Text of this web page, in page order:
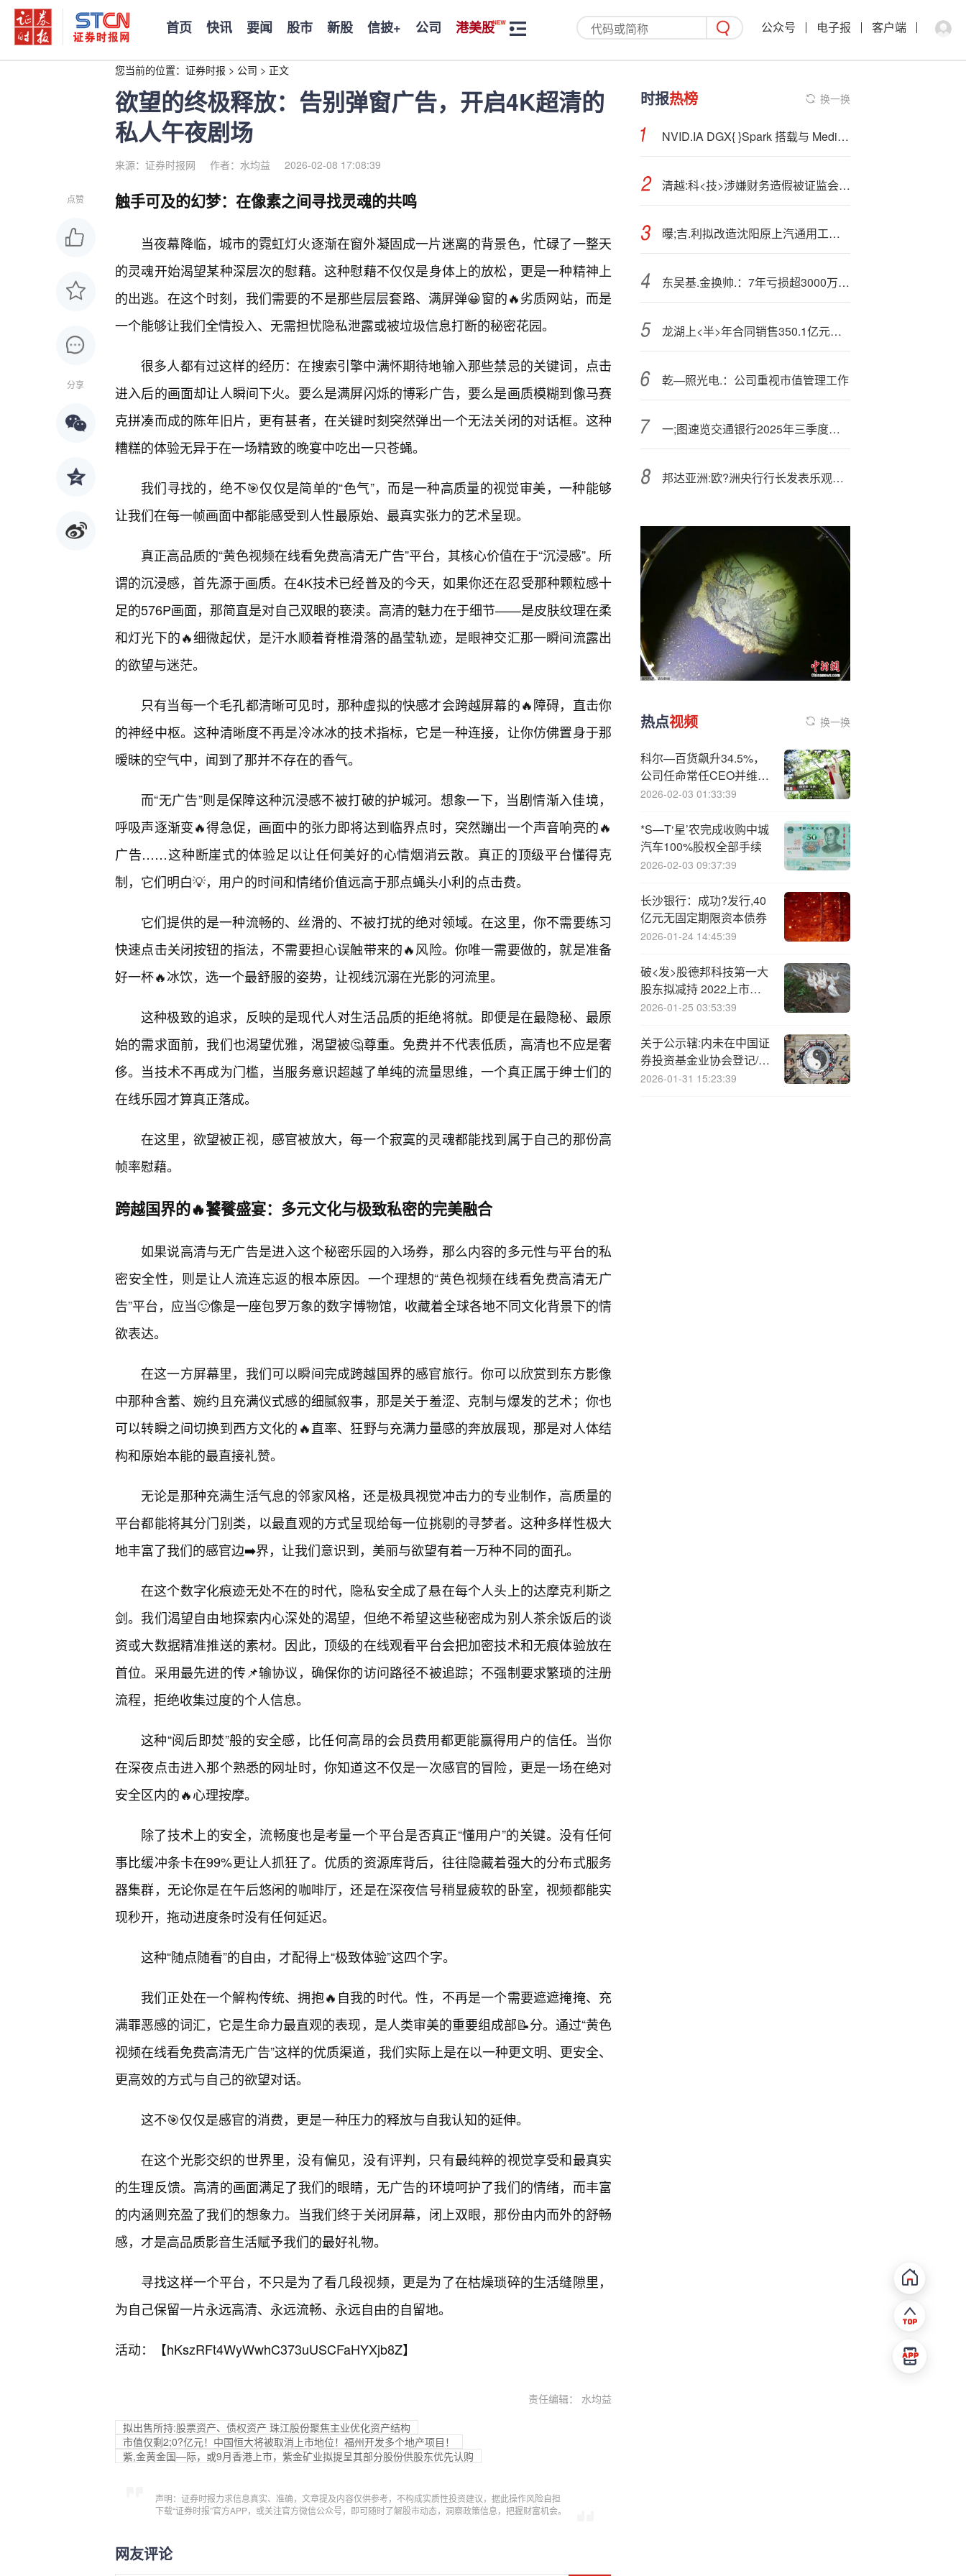
首页 快讯 要闻 股市 新股 信披+ 公司 港美股 公众号 电子报 客户端
您当前的位置： 证券时报 > 公司 > 正文
欲望的终极释放：告别弹窗广告，开启4K超清的
私人午夜剧场
来源：证券时报网 作者：水均益 2026-02-08 17:08:39
点赞
分享
触手可及的幻梦：在像素之间寻找灵魂的共鸣
当夜幕降临，城市的霓虹灯火逐渐在窗外凝固成一片迷离的背景色，忙碌了一整天
的灵魂开始渴望某种深层次的慰藉。这种慰藉不仅仅是身体上的放松，更是一种精神上
的出逃。在这个时刻，我们需要的不是那些层层套路、满屏弹😀窗的🔥劣质网站，而是
一个能够让我们全情投入、无需担忧隐私泄露或被垃圾信息打断的秘密花园。
很多人都有过这样的经历：在搜索引擎中满怀期待地输入那些禁忌的关键词，点击
进入后的画面却让人瞬间下火。要么是满屏闪烁的博彩广告，要么是画质模糊到像马赛
克拼凑而成的陈年旧片，更有甚者，在关键时刻突然弹出一个无法关闭的对话框。这种
糟糕的体验无异于在一场精致的晚宴中吃出一只苍蝇。
我们寻找的，绝不🎯仅仅是简单的“色气”，而是一种高质量的视觉审美，一种能够
让我们在每一帧画面中都能感受到人性最原始、最真实张力的艺术呈现。
真正高品质的“黄色视频在线看免费高清无广告”平台，其核心价值在于“沉浸感”。所
谓的沉浸感，首先源于画质。在4K技术已经普及的今天，如果你还在忍受那种颗粒感十
足的576P画面，那简直是对自己双眼的亵渎。高清的魅力在于细节——是皮肤纹理在柔
和灯光下的🔥细微起伏，是汗水顺着脊椎滑落的晶莹轨迹，是眼神交汇那一瞬间流露出
的欲望与迷茫。
只有当每一个毛孔都清晰可见时，那种虚拟的快感才会跨越屏幕的🔥障碍，直击你
的神经中枢。这种清晰度不再是冷冰冰的技术指标，它是一种连接，让你仿佛置身于那
暧昧的空气中，闻到了那并不存在的香气。
而“无广告”则是保障这种沉浸感不被打破的护城河。想象一下，当剧情渐入佳境，
呼吸声逐渐变🔥得急促，画面中的张力即将达到临界点时，突然蹦出一个声音响亮的🔥
广告……这种断崖式的体验足以让任何美好的心情烟消云散。真正的顶级平台懂得克
制，它们明白💡，用户的时间和情绪价值远高于那点蝇头小利的点击费。
它们提供的是一种流畅的、丝滑的、不被打扰的绝对领域。在这里，你不需要练习
快速点击关闭按钮的指法，不需要担心误触带来的🔥风险。你唯一需要做的，就是准备
好一杯🔥冰饮，选一个最舒服的姿势，让视线沉溺在光影的河流里。
这种极致的追求，反映的是现代人对生活品质的拒绝将就。即便是在最隐秘、最原
始的需求面前，我们也渴望优雅，渴望被🤔尊重。免费并不代表低质，高清也不应是奢
侈。当技术不再成为门槛，当服务意识超越了单纯的流量思维，一个真正属于绅士们的
在线乐园才算真正落成。
在这里，欲望被正视，感官被放大，每一个寂寞的灵魂都能找到属于自己的那份高
帧率慰藉。
跨越国界的🔥饕餮盛宴：多元文化与极致私密的完美融合
如果说高清与无广告是进入这个秘密乐园的入场券，那么内容的多元性与平台的私
密安全性，则是让人流连忘返的根本原因。一个理想的“黄色视频在线看免费高清无广
告”平台，应当🙂像是一座包罗万象的数字博物馆，收藏着全球各地不同文化背景下的情
欲表达。
在这一方屏幕里，我们可以瞬间完成跨越国界的感官旅行。你可以欣赏到东方影像
中那种含蓄、婉约且充满仪式感的细腻叙事，那是关于羞涩、克制与爆发的艺术；你也
可以转瞬之间切换到西方文化的🔥直率、狂野与充满力量感的奔放展现，那是对人体结
构和原始本能的最直接礼赞。
无论是那种充满生活气息的邻家风格，还是极具视觉冲击力的专业制作，高质量的
平台都能将其分门别类，以最直观的方式呈现给每一位挑剔的寻梦者。这种多样性极大
地丰富了我们的感官边➡️界，让我们意识到，美丽与欲望有着一万种不同的面孔。
在这个数字化痕迹无处不在的时代，隐私安全成了悬在每个人头上的达摩克利斯之
剑。我们渴望自由地探索内心深处的渴望，但绝不希望这些秘密成为别人茶余饭后的谈
资或大数据精准推送的素材。因此，顶级的在线观看平台会把加密技术和无痕体验放在
首位。采用最先进的传📌输协议，确保你的访问路径不被追踪；不强制要求繁琐的注册
流程，拒绝收集过度的个人信息。
这种“阅后即焚”般的安全感，比任何高昂的会员费用都更能赢得用户的信任。当你
在深夜点击进入那个熟悉的网址时，你知道这不仅是一次感官的冒险，更是一场在绝对
安全区内的🔥心理按摩。
除了技术上的安全，流畅度也是考量一个平台是否真正“懂用户”的关键。没有任何
事比缓冲条卡在99%更让人抓狂了。优质的资源库背后，往往隐藏着强大的分布式服务
器集群，无论你是在午后悠闲的咖啡厅，还是在深夜信号稍显疲软的卧室，视频都能实
现秒开，拖动进度条时没有任何延迟。
这种“随点随看”的自由，才配得上“极致体验”这四个字。
我们正处在一个解构传统、拥抱🔥自我的时代。性，不再是一个需要遮遮掩掩、充
满罪恶感的词汇，它是生命力最直观的表现，是人类审美的重要组成部📝分。通过“黄色
视频在线看免费高清无广告”这样的优质渠道，我们实际上是在以一种更文明、更安全、
更高效的方式与自己的欲望对话。
这不🎯仅仅是感官的消费，更是一种压力的释放与自我认知的延伸。
在这个光影交织的世界里，没有偏见，没有评判，只有最纯粹的视觉享受和最真实
的生理反馈。高清的画面满足了我们的眼睛，无广告的环境呵护了我们的情绪，而丰富
的内涵则充盈了我们的想象力。当我们终于关闭屏幕，闭上双眼，那份由内而外的舒畅
感，才是高品质影音生活赋予我们的最好礼物。
寻找这样一个平台，不只是为了看几段视频，更是为了在枯燥琐碎的生活缝隙里，
为自己保留一片永远高清、永远流畅、永远自由的自留地。
活动：【hKszRFt4WyWwhC373uUSCFaHYXjb8Z】
责任编辑： 水均益
拟出售所持:股票资产、债权资产 珠江股份聚焦主业优化资产结构
市值仅剩2;0?亿元！中国恒大将被取消上市地位！福州开发多个地产项目！
紫,金黄金国—际，或9月香港上市，紫金矿业拟提呈其部分股份供股东优先认购
声明：证券时报力求信息真实、准确，文章提及内容仅供参考，不构成实质性投资建议，据此操作风险自担
下载“证券时报”官方APP，或关注官方微信公众号，即可随时了解股市动态，洞察政策信息，把握财富机会。
网友评论
时报热榜 换一换
NVID.IA DGX{ }Spark 搭载与 MediaTek 共同设计的 GB10 超级芯片
清越:科<技>涉嫌财务造假被证监会立案 曾因业务财务核算不规范收警示函
曝;吉.利拟改造沈阳原上汽通用工厂 以缓解银河产能压力
东吴基.金换帅.：7年亏损超3000万，新管理层能否破局？
龙湖上<半>年合同销售350.1亿元，管理层称“中长期看好中国房地产市场韧性”
乾—照光电.：公司重视市值管理工作
一;图速览交通银行2025年三季度业绩
邦达亚洲:欧?洲央行行长发表乐观言论 欧元小幅收涨
热点视频 换一换
科尔—百货飙升34.5%，
公司任命常任CEO并维持
战略
2026-02-03 01:33:39
*S—T‘星’农完成收购中城
汽车100%股权全部手续
2026-02-03 09:37:39
长沙银行：成功?发行,40
亿元无固定期限资本债券
2026-01-24 14:45:39
破<发>股德邦科技第一大
股东拟减持 2022上市超
募8.4亿
2026-01-25 03:53:39
关于公示辖:内未在中国证
券投资基金业协会登记/备
案机构名单的公告
2026-01-31 15:23:39